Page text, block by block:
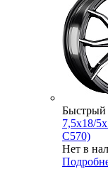
Быстрый
7,5x18/
C570)
Нет в